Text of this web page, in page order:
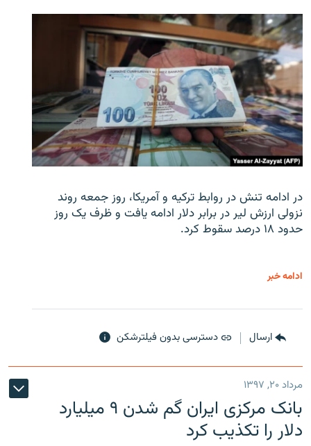
در ادامه تنش در روابط ترکیه و آمریکا، روز جمعه روند
نزولی ارزش لیر در برابر دلار ادامه یافت و ظرف یک روز
حدود ۱۸ درصد سقوط کرد.
ادامه خبر
ارسال دسترسی بدون فیلترشکن
مرداد ۲۰, ۱۳۹۷
بانک مرکزی ایران گم شدن ۹ میلیارد
دلار را تکذیب کرد